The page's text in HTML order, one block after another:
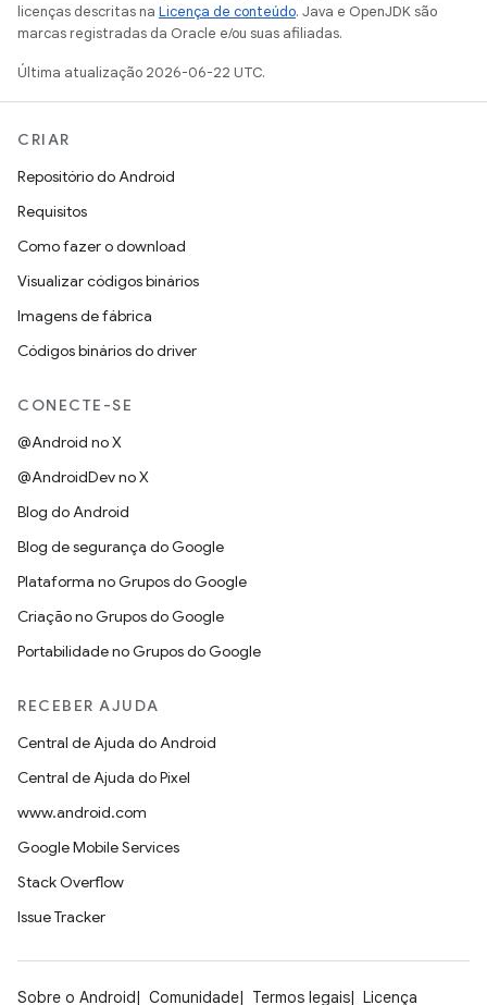
licenças descritas na Licença de conteúdo. Java e OpenJDK são
marcas registradas da Oracle e/ou suas afiliadas.
Última atualização 2026-06-22 UTC.
CRIAR
Repositório do Android
Requisitos
Como fazer o download
Visualizar códigos binários
Imagens de fábrica
Códigos binários do driver
CONECTE-SE
@Android no X
@AndroidDev no X
Blog do Android
Blog de segurança do Google
Plataforma no Grupos do Google
Criação no Grupos do Google
Portabilidade no Grupos do Google
RECEBER AJUDA
Central de Ajuda do Android
Central de Ajuda do Pixel
www.android.com
Google Mobile Services
Stack Overflow
Issue Tracker
Sobre o Android Comunidade Termos legais Licença